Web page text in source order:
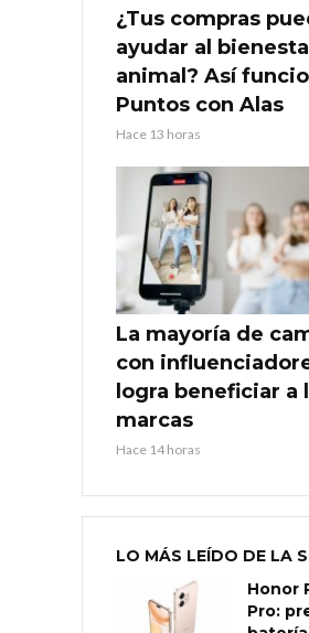
¿Tus compras
ayudar al
animal? Así
Puntos con Alas
Hace 13 horas
La mayoría de
con
logra beneficiar a
marcas
Hace 14 horas
LO MÁS LEÍDO DE LA
Honor
Pro: